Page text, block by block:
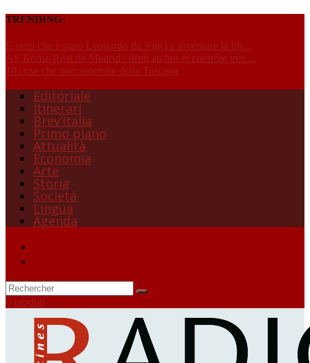
TRENDING:
È vero che è stato Leonardo da Vinci a inventare la bic...
AS Roma-Réal de Madrid : droit au but et contrôle très ...
10 cose che non sapevate della Toscana
Editoriale
Itinerari
Brev’Italia
Primo piano
Attualità
Economia
Arte
Storia
Società
Lingua
Agenda
0 produit